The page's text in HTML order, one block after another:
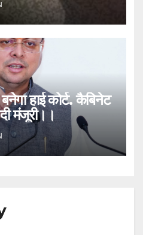
हाई कोर्ट. कैबिनेट
मंजूरी।।